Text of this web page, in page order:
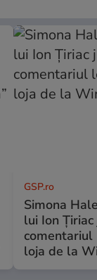
GSP.ro
Simona
lui Ion
loja de la